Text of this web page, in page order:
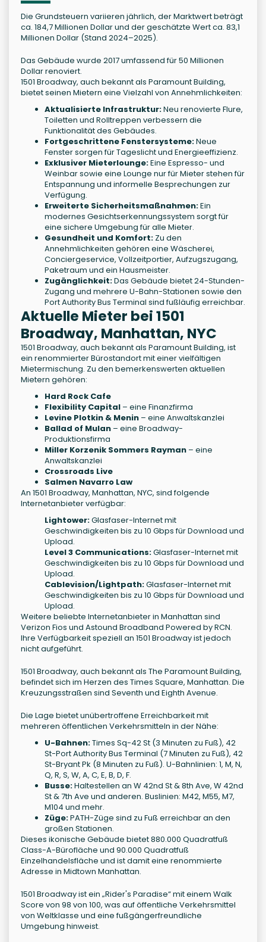
Die Grundsteuern variieren jährlich, der Marktwert beträgt
ca. 184,7 Millionen Dollar und der geschätzte Wert ca. 83,1
Millionen Dollar (Stand 2024–2025).
Das Gebäude wurde 2017 umfassend für 50 Millionen
Dollar renoviert.
1501 Broadway, auch bekannt als Paramount Building,
bietet seinen Mietern eine Vielzahl von Annehmlichkeiten:
Aktualisierte Infrastruktur:Neu renovierte Flure,
Toiletten und Rolltreppen verbessern die
Funktionalität des Gebäudes.
Fortgeschrittene Fenstersysteme:Neue
Fenster sorgen für Tageslicht und Energieeffizienz.
Exklusiver Mieterlounge:Eine Espresso- und
Weinbar sowie eine Lounge nur für Mieter stehen für
Entspannung und informelle Besprechungen zur
Verfügung.
Erweiterte Sicherheitsmaßnahmen:Ein
modernes Gesichtserkennungssystem sorgt für
eine sichere Umgebung für alle Mieter.
Gesundheit und Komfort: Zu den
Annehmlichkeiten gehören eine Wäscherei,
Conciergeservice, Vollzeitportier, Aufzugszugang,
Paketraum und ein Hausmeister.
Zugänglichkeit:Das Gebäude bietet 24-Stunden-
Zugang und mehrere U-Bahn-Stationen sowie den
Port Authority Bus Terminal sind fußläufig erreichbar.
Aktuelle Mieter bei 1501
Broadway, Manhattan, NYC
1501 Broadway, auch bekannt als Paramount Building, ist
ein renommierter Bürostandort mit einer vielfältigen
Mietermischung. Zu den bemerkenswerten aktuellen
Mietern gehören:
Hard Rock Cafe
Flexibility Capital – eine Finanzfirma
Levine Plotkin & Menin – eine Anwaltskanzlei
Ballad of Mulan – eine Broadway-
Produktionsfirma
Miller Korzenik Sommers Rayman – eine
Anwaltskanzlei
Crossroads Live
Salmen Navarro Law
An 1501 Broadway, Manhattan, NYC, sind folgende
Internetanbieter verfügbar:
Lightower:Glasfaser-Internet mit
Geschwindigkeiten bis zu 10 Gbps für Download und
Upload.
Level 3 Communications:Glasfaser-Internet mit
Geschwindigkeiten bis zu 10 Gbps für Download und
Upload.
Cablevision/Lightpath:Glasfaser-Internet mit
Geschwindigkeiten bis zu 10 Gbps für Download und
Upload.
Weitere beliebte Internetanbieter in Manhattan sind
Verizon Fios und Astound Broadband Powered by RCN.
Ihre Verfügbarkeit speziell an 1501 Broadway ist jedoch
nicht aufgeführt.
1501 Broadway, auch bekannt als The Paramount Building,
befindet sich im Herzen des Times Square, Manhattan. Die
Kreuzungsstraßen sind Seventh und Eighth Avenue.
Die Lage bietet unübertroffene Erreichbarkeit mit
mehreren öffentlichen Verkehrsmitteln in der Nähe:
U-Bahnen:Times Sq-42 St (3 Minuten zu Fuß), 42
St-Port Authority Bus Terminal (7 Minuten zu Fuß), 42
St-Bryant Pk (8 Minuten zu Fuß). U-Bahnlinien: 1, M, N,
Q, R, S, W, A, C, E, B, D, F.
Busse:Haltestellen an W 42nd St & 8th Ave, W 42nd
St & 7th Ave und anderen. Buslinien: M42, M55, M7,
M104 und mehr.
Züge:PATH-Züge sind zu Fuß erreichbar an den
großen Stationen.
Dieses ikonische Gebäude bietet 880.000 Quadratfuß
Class-A-Bürofläche und 90.000 Quadratfuß
Einzelhandelsfläche und ist damit eine renommierte
Adresse in Midtown Manhattan.
1501 Broadway ist ein „Rider's Paradise“ mit einem Walk
Score von 98 von 100, was auf öffentliche Verkehrsmittel
von Weltklasse und eine fußgängerfreundliche
Umgebung hinweist.